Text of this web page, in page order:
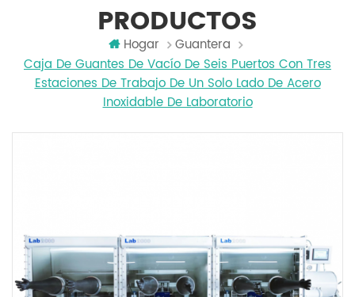
PRODUCTOS
Hogar
Guantera
Caja De Guantes De Vacío De Seis Puertos Con Tres
Estaciones De Trabajo De Un Solo Lado De Acero
Inoxidable De Laboratorio